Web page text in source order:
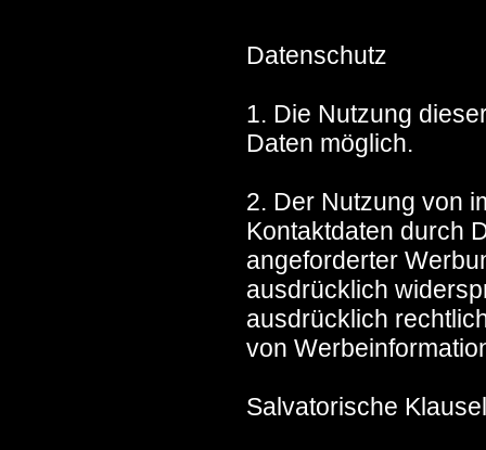
Datenschutz
1. Die Nutzung
Daten möglich.
2. Der Nutzung von
Kontaktdaten durch
angeforderter
ausdrücklich
ausdrücklich
von
Salvatorische